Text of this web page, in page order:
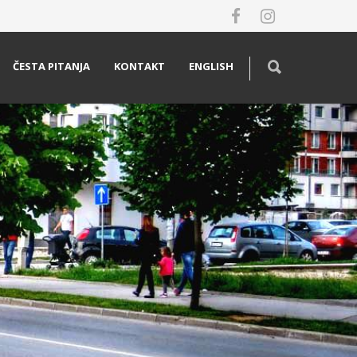
ČESTA PITANJA KONTAKT ENGLISH